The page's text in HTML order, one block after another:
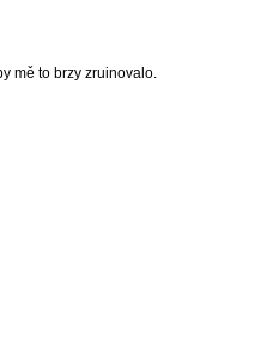
mě to brzy zruinovalo.